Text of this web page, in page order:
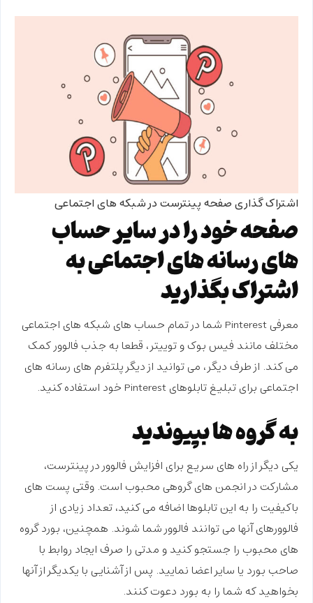
اشتراک گذاری صفحه پینترست در شبکه های اجتماعی
صفحه خود را در سایر حساب
های رسانه های اجتماعی به
اشتراک بگذارید
معرفی Pinterest شما در تمام حساب های شبکه های اجتماعی
مختلف مانند فیس بوک و توییتر، قطعا به جذب فالوور کمک
می کند. از طرف دیگر، می توانید از دیگر پلتفرم های رسانه های
اجتماعی برای تبلیغ تابلوهای Pinterest خود استفاده کنید.
به گروه ها بپیوندید
یکی دیگر از راه های سریع برای افزایش فالوور در پینترست،
مشارکت در انجمن های گروهی محبوب است. وقتی پست های
باکیفیت را به این تابلوها اضافه می کنید، تعداد زیادی از
فالوورهای آنها می توانند فالوور شما شوند. همچنین، بورد گروه
های محبوب را جستجو کنید و مدتی را صرف ایجاد روابط با
صاحب بورد یا سایر اعضا نمایید. پس از آشنایی با یکدیگر از آنها
بخواهید که شما را به بورد دعوت کنند.